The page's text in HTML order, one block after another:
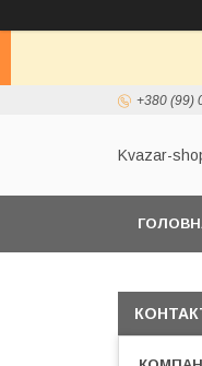
+380 (99)
Kvazar-